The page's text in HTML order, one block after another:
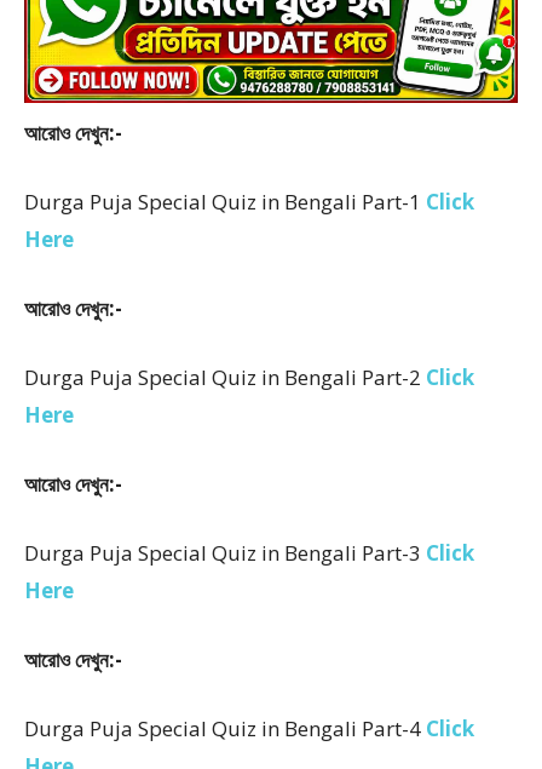
আরোও দেখুন:-
Durga Puja Special Quiz in Bengali Part-1 Click
Here
আরোও দেখুন:-
Durga Puja Special Quiz in Bengali Part-2 Click
Here
আরোও দেখুন:-
Durga Puja Special Quiz in Bengali Part-3 Click
Here
আরোও দেখুন:-
Durga Puja Special Quiz in Bengali Part-4 Click